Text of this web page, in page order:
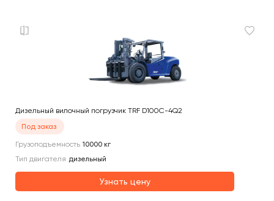
Дизельный вилочный погрузчик TRF D100C-4Q2
Под заказ
Грузоподъемность 10000 кг
Тип двигателя дизельный
Узнать цену